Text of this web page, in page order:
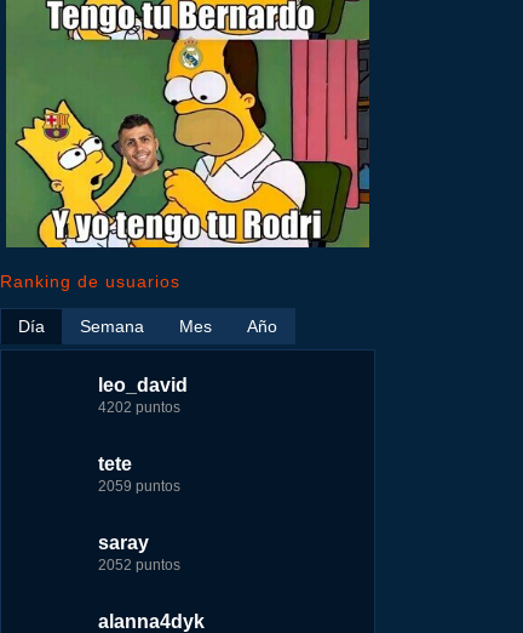
Ranking de usuarios
Día
leo_david
4202 puntos
tete
2059 puntos
saray
2052 puntos
alanna4dyk
Semana
leo_david
21926 puntos
fer
7229 puntos
tete
6233 puntos
123dale
Mes
leo_david
33385 puntos
jeremy_malpieu
15444 puntos
tete
8301 puntos
123dale
Año
nomedigas
339916 puntos
jeremy_malpieu
263186 puntos
Baba
252929 puntos
john